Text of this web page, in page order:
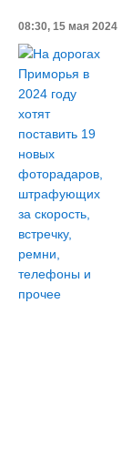
08:30, 15 мая 2024